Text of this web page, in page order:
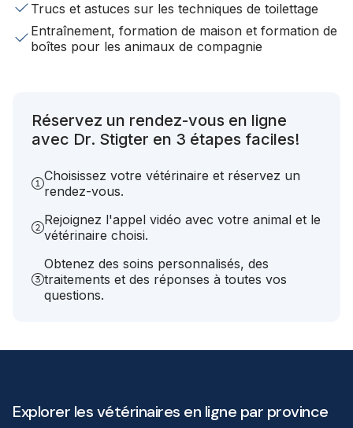
Trucs et astuces sur les techniques de toilettage
Entraînement, formation de maison et formation de
boîtes pour les animaux de compagnie
Réservez un rendez-vous en ligne
avec Dr. Stigter en 3 étapes faciles!
Choisissez votre vétérinaire et réservez un
rendez-vous.
Rejoignez l'appel vidéo avec votre animal et le
vétérinaire choisi.
Obtenez des soins personnalisés, des
traitements et des réponses à toutes vos
questions.
Explorer les vétérinaires en ligne par province